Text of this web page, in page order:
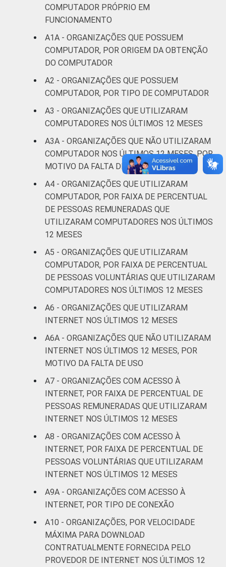
pesquisa
Desenvolvimento
e defesa de
direitos
8
Religião
Saúde e
assistência
social
Outros 0
Fonte: CGI.br/NIC.br, Centro Regional de
Estudos para o Desenvolvimento da
Sociedade da Informação (Cetic.br),
Pesquisa sobre o uso das Tecnologias de
Informação e Comunicação nas organizações
Organizações Sem Fins Lucrativos 2016
COMPUTADOR PRÓPRIO EM
FUNCIONAMENTO
A1A - ORGANIZAÇÕES QUE POSSUEM
COMPUTADOR, POR ORIGEM DA OBTENÇÃO
DO COMPUTADOR
A2 - ORGANIZAÇÕES QUE POSSUEM
COMPUTADOR, POR TIPO DE COMPUTADOR
A3 - ORGANIZAÇÕES QUE UTILIZARAM
COMPUTADORES NOS ÚLTIMOS 12 MESES
A3A - ORGANIZAÇÕES QUE NÃO UTILIZARAM
COMPUTADOR NOS ÚLTIMOS 12 MESES, POR
MOTIVO DA FALTA DE USO
A4 - ORGANIZAÇÕES QUE UTILIZARAM
COMPUTADOR, POR FAIXA DE PERCENTUAL
DE PESSOAS REMUNERADAS QUE
UTILIZARAM COMPUTADORES NOS ÚLTIMOS
12 MESES
A5 - ORGANIZAÇÕES QUE UTILIZARAM
COMPUTADOR, POR FAIXA DE PERCENTUAL
DE PESSOAS VOLUNTÁRIAS QUE UTILIZARAM
COMPUTADORES NOS ÚLTIMOS 12 MESES
A6 - ORGANIZAÇÕES QUE UTILIZARAM
INTERNET NOS ÚLTIMOS 12 MESES
A6A - ORGANIZAÇÕES QUE NÃO UTILIZARAM
INTERNET NOS ÚLTIMOS 12 MESES, POR
MOTIVO DA FALTA DE USO
A7 - ORGANIZAÇÕES COM ACESSO À
INTERNET, POR FAIXA DE PERCENTUAL DE
PESSOAS REMUNERADAS QUE UTILIZARAM
INTERNET NOS ÚLTIMOS 12 MESES
A8 - ORGANIZAÇÕES COM ACESSO À
INTERNET, POR FAIXA DE PERCENTUAL DE
PESSOAS VOLUNTÁRIAS QUE UTILIZARAM
INTERNET NOS ÚLTIMOS 12 MESES
A9A - ORGANIZAÇÕES COM ACESSO À
INTERNET, POR TIPO DE CONEXÃO
A10 - ORGANIZAÇÕES, POR VELOCIDADE
MÁXIMA PARA DOWNLOAD
CONTRATUALMENTE FORNECIDA PELO
PROVEDOR DE INTERNET NOS ÚLTIMOS 12